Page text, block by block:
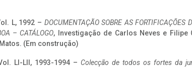
L, 1992 – DOCUMENTAÇÃO SOBRE AS FORTIFICAÇÕES
– CATÁLOGO, Investigação de Carlos Neves e Filipe
(Em construção)
LI-LII, 1993-1994 – Colecção de todos os fortes da